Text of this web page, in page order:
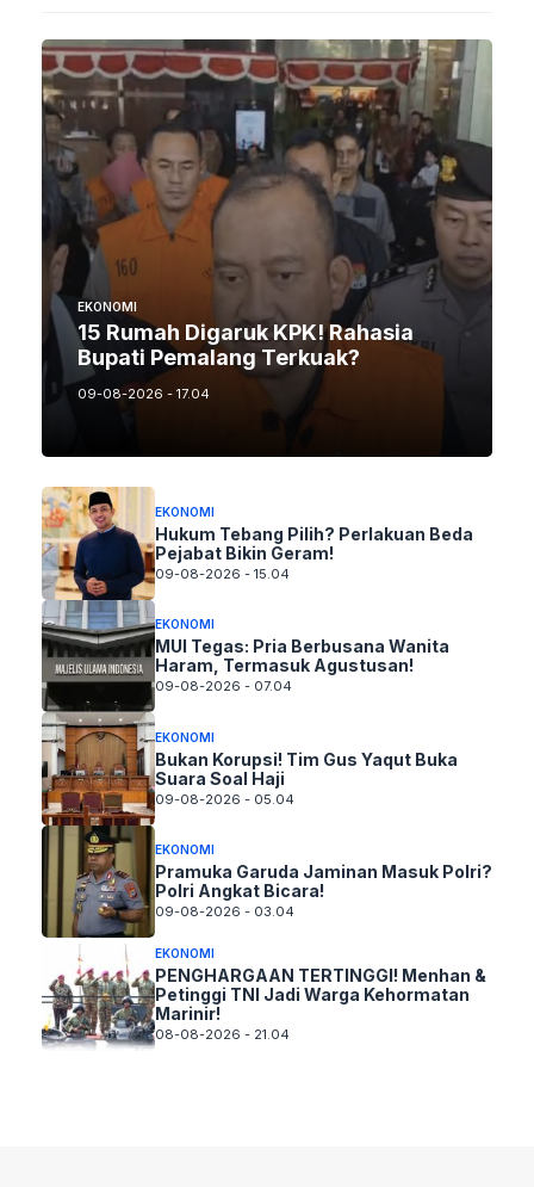
EKONOMI
15 Rumah Digaruk KPK! Rahasia
Bupati Pemalang Terkuak?
09-08-2026 - 17.04
EKONOMI
Hukum Tebang Pilih? Perlakuan Beda
Pejabat Bikin Geram!
09-08-2026 - 15.04
EKONOMI
MUI Tegas: Pria Berbusana Wanita
Haram, Termasuk Agustusan!
09-08-2026 - 07.04
EKONOMI
Bukan Korupsi! Tim Gus Yaqut Buka
Suara Soal Haji
09-08-2026 - 05.04
EKONOMI
Pramuka Garuda Jaminan Masuk Polri?
Polri Angkat Bicara!
09-08-2026 - 03.04
EKONOMI
PENGHARGAAN TERTINGGI! Menhan &
Petinggi TNI Jadi Warga Kehormatan
Marinir!
08-08-2026 - 21.04